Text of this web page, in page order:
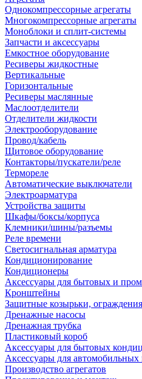
Однокомпрессорные агрегаты
Многокомпрессорные агрегаты
Моноблоки и сплит-системы
Запчасти и аксессуары
Емкостное оборудование
Ресиверы жидкостные
Вертикальные
Горизонтальные
Ресиверы маслянные
Маслоотделители
Отделители жидкости
Электрооборудование
Провод/кабель
Щитовое оборудование
Контакторы/пускатели/реле
Термореле
Автоматические выключатели
Электроарматура
Устройства защиты
Шкафы/боксы/корпуса
Клемники/шины/разъемы
Реле времени
Светосигнальная арматура
Кондиционирование
Кондиционеры
Аксессуары для бытовых и
Кронштейны
Защитные козырьки, ограждения
Дренажные насосы
Дренажная трубка
Пластиковый короб
Аксессуары для бытовых
Аксессуары для
Производство агрегатов